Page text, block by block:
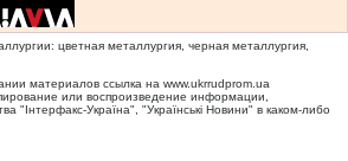
цветная металлургия, черная металлургия,
материалов ссылка на www.ukrrudprom.ua
или воспроизведение информации,
"Iнтерфакс-Україна", "Українськi Новини" в каком-либо